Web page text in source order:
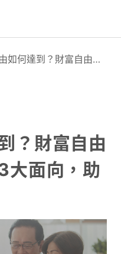
如何達到？財富自由要
？財富自由
大面向，助